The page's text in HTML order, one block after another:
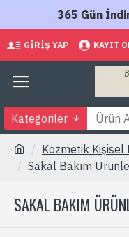
365 Gün
GIRIŞ YAP KAYIT
Kategoriler
Kozmetik Kişisel
Sakal Bakım
SAKAL BAKIM